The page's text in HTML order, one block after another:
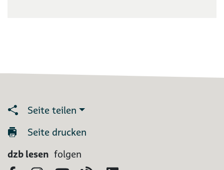
Seite teilen
Seite drucken
dzb lesen folgen